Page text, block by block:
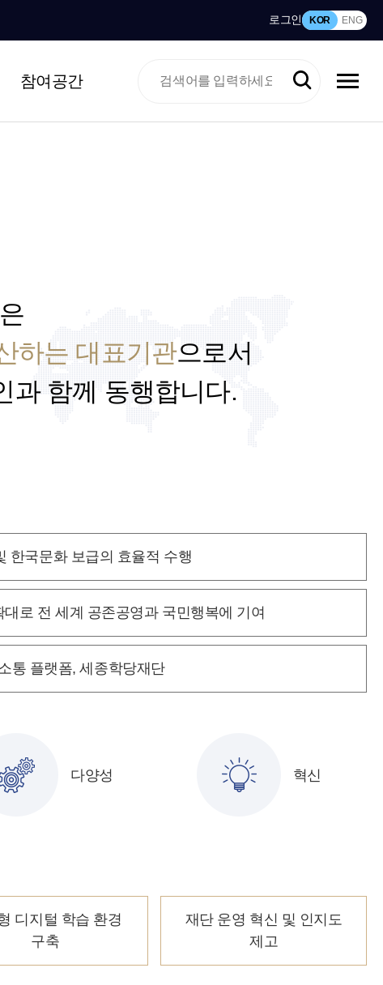
로그인 KOR ENG
참여공간
하는 대표기관으로서
과 함께 동행합니다.
한국문화 보급의 효율적 수행
대로 전 세계 공존공영과 국민행복에 기여
통 플랫폼, 세종학당재단
다양성 혁신
디지털 학습 환경
구축
재단 운영 혁신 및 인지도
제고